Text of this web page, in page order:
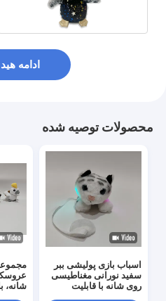
ادامه هید
محصولات توصیه شده
اسباب بازی پولیشی ببر
سفید نورانی مغناطیسی
روی شانه با قابلیت
شانه،